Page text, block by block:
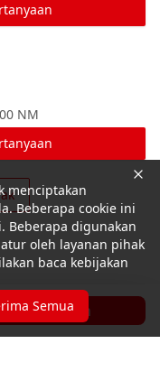
NM
Pertanyaan
menciptakan
Beberapa cookie ini
Beberapa digunakan
oleh layanan pihak
baca kebijakan
Semua